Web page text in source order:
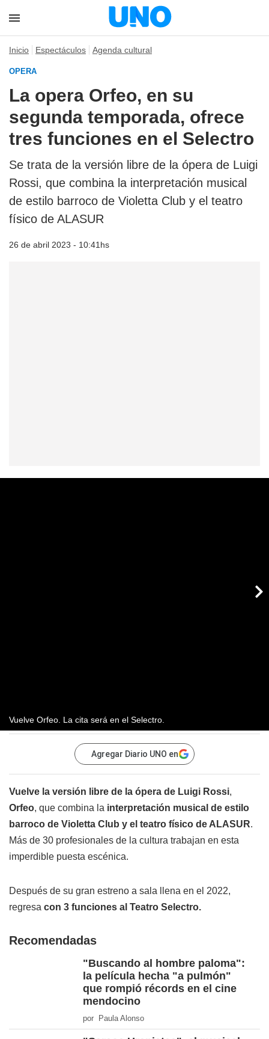
Inicio Espectáculos Agenda cultural
OPERA
La opera Orfeo, en su
segunda temporada, ofrece
tres funciones en el Selectro
Se trata de la versión libre de la ópera de Luigi
Rossi, que combina la interpretación musical
de estilo barroco de Violetta Club y el teatro
físico de ALASUR
26 de abril 2023 - 10:41hs
Vuelve Orfeo. La cita será en el Selectro.
Agregar Diario UNO en
Vuelve la versión libre de la ópera de Luigi Rossi,
Orfeo, que combina la interpretación musical de estilo
barroco de Violetta Club y el teatro físico de ALASUR.
Más de 30 profesionales de la cultura trabajan en esta
imperdible puesta escénica.
Después de su gran estreno a sala llena en el 2022,
regresa con 3 funciones al Teatro Selectro.
Recomendadas
"Buscando al hombre paloma":
la película hecha "a pulmón"
que rompió récords en el cine
mendocino
por Paula Alonso